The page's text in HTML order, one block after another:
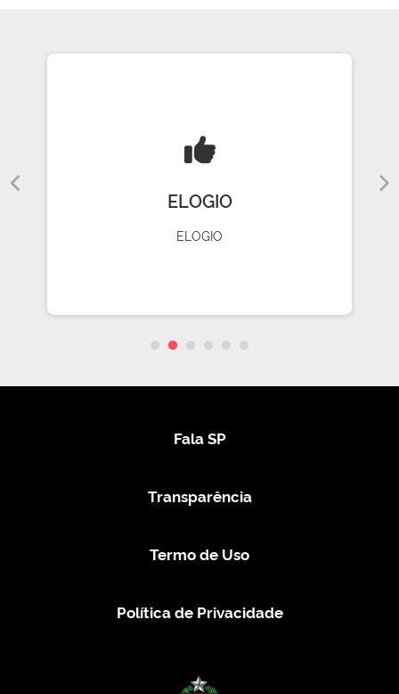
ELOGIO
ELOGIO
Fala SP
Transparência
Termo de Uso
Política de Privacidade